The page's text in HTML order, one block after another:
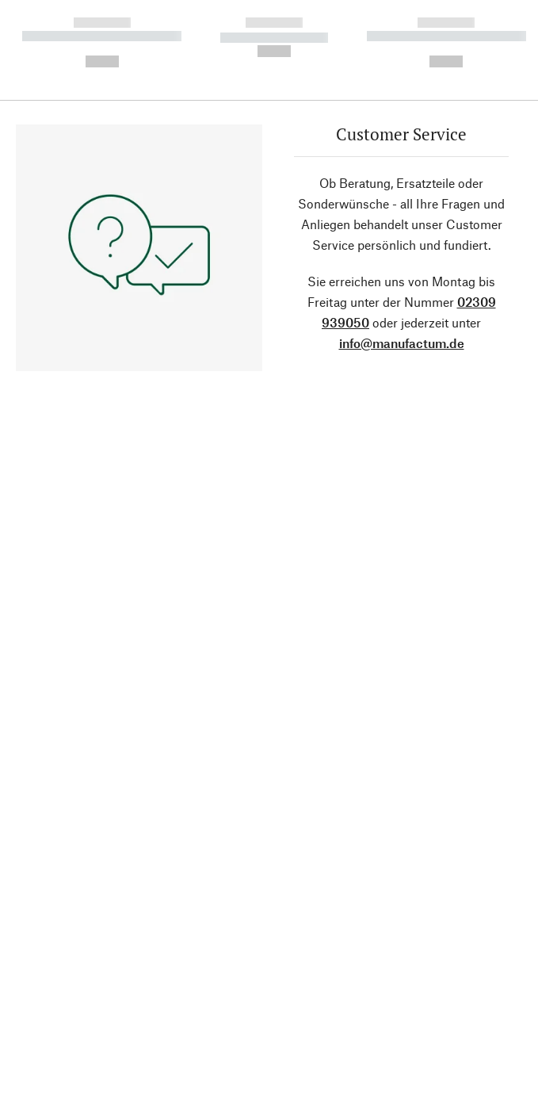
------------
----------- ----------- ----------
------------
----------- -----------
------------
----------- ----------- ----------
Customer Service
Ob Beratung, Ersatzteile oder
Sonderwünsche - all Ihre Fragen und
Anliegen behandelt unser Customer
Service persönlich und fundiert.
Sie erreichen uns von Montag bis
Freitag unter der Nummer 02309
939050 oder jederzeit unter
info@manufactum.de